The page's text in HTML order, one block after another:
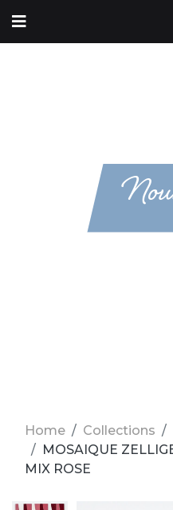
Home Collections
MOSAIQUE
MIX ROSE